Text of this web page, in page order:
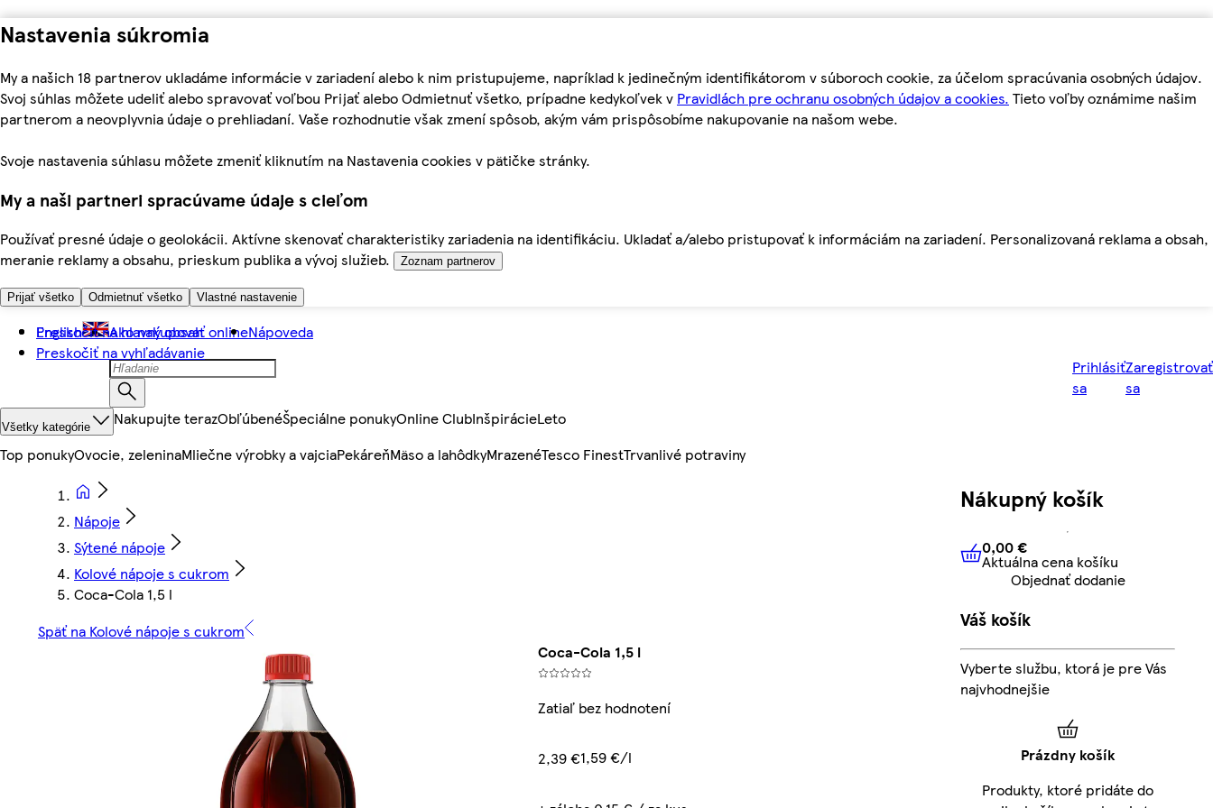
Nastavenia súkromia
My a našich 18 partnerov ukladáme informácie v zariadení alebo k nim pristupujeme, napríklad k jedinečným identifikátorom v súboroch cookie, za účelom spracúvania osobných údajov.
Svoj súhlas môžete udeliť alebo spravovať voľbou Prijať alebo Odmietnuť všetko, prípadne kedykoľvek v Pravidlách pre ochranu osobných údajov a cookies. Tieto voľby oznámime našim
partnerom a neovplyvnia údaje o prehliadaní. Vaše rozhodnutie však zmení spôsob, akým vám prispôsobíme nakupovanie na našom webe.
Svoje nastavenia súhlasu môžete zmeniť kliknutím na Nastavenia cookies v pätičke stránky.
My a naši partneri spracúvame údaje s cieľom
Používať presné údaje o geolokácii. Aktívne skenovať charakteristiky zariadenia na identifikáciu. Ukladať a/alebo pristupovať k informáciám na zariadení. Personalizovaná reklama a obsah,
meranie reklamy a obsahu, prieskum publika a vývoj služieb.
Zoznam partnerov
Prijať všetko Odmietnuť všetko Vlastné nastavenie
Preskočiť na hlavný obsah
Preskočiť na vyhľadávanie
English Ako nakupovať onlineNápoveda
Prihlásiť
sa
Zaregistrovať
sa
Všetky kategórie Nakupujte terazObľúbenéŠpeciálne ponukyOnline ClubInšpirácieLeto
Top ponukyOvocie, zeleninaMliečne výrobky a vajciaPekáreňMäso a lahôdkyMrazenéTesco FinestTrvanlivé potraviny
Nápoje
Sýtené nápoje
Kolové nápoje s cukrom
Coca-Cola 1,5 l
Späť na Kolové nápoje s cukrom
Coca-Cola 1,5 l
Zatiaľ bez hodnotení
2,39 €1,59 €/l
Nákupný košík
0,00 € Aktuálna cena košíku
0,00 €
Aktuálna cena košíku
Objednať dodanie
Váš košík
Vyberte službu, ktorá je pre Vás
najvhodnejšie
Prázdny košík
Produkty, ktoré pridáte do